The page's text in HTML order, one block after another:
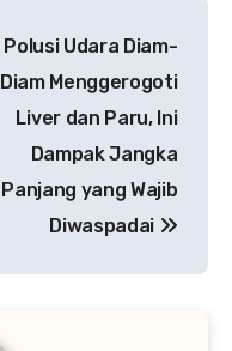
Polusi Udara Diam-
Diam Menggerogoti
Liver dan Paru, Ini
Dampak Jangka
Panjang yang Wajib
Diwaspadai